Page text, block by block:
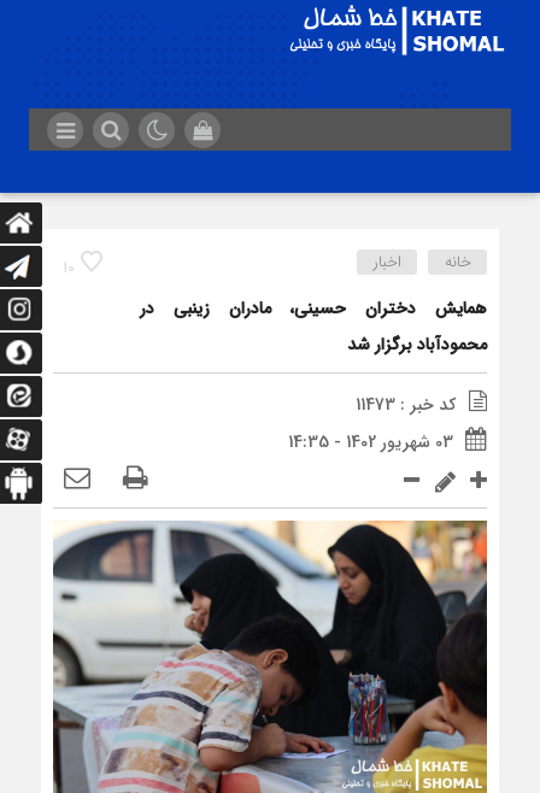
10 خانه اخبار
همایش دختران حسینی، مادران زینبی در
محمودآباد برگزار شد
کد خبر : 11473
03 شهریور 1402 - 14:35